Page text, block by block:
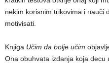
nekim korisnim trikovima i nauči
motivisati.
Knjiga Učim da bolje učim
Ona obuhvata izdanja koja